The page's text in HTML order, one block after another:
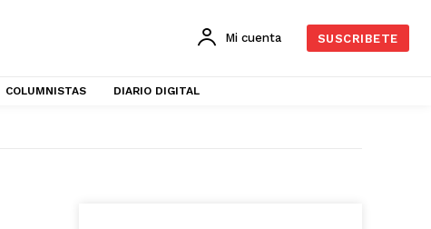
Mi cuenta SUSCRIBETE
COLUMNISTAS DIARIO DIGITAL